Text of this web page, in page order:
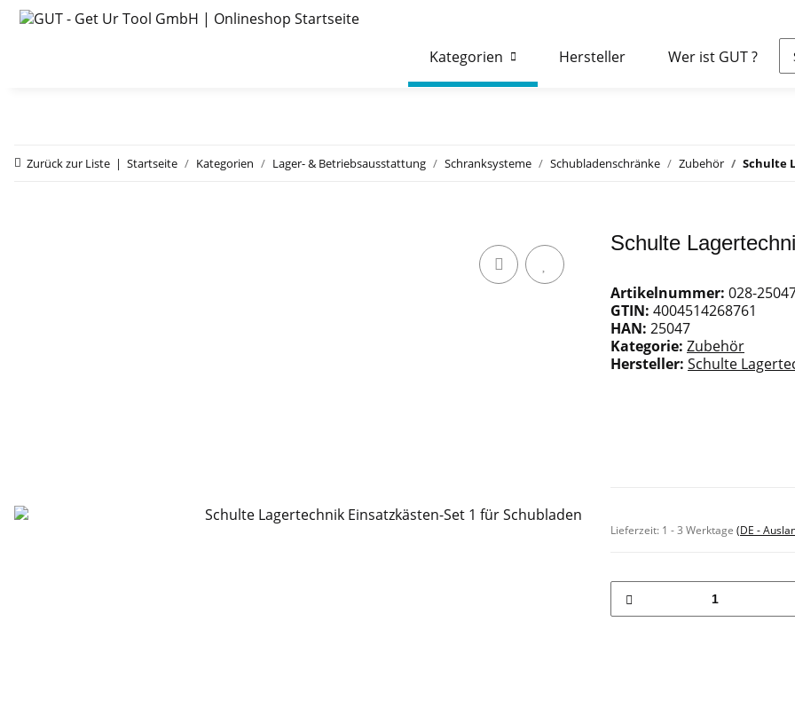
Kategorien Hersteller Wer ist GUT ?
Zurück zur Liste Startseite Kategorien Lager- & Betriebsausstattung Schranksysteme Schubladenschränke Zubehör Schulte
Schulte
Artikelnummer: 028-
GTIN: 4004514268761
HAN: 25047
Kategorie: Zubehör
Hersteller: Schulte
Lieferzeit: 1 - 3 Werktage (DE -